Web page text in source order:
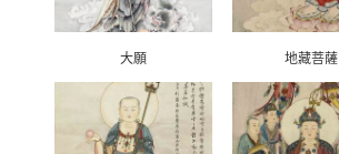
大願 地藏菩薩